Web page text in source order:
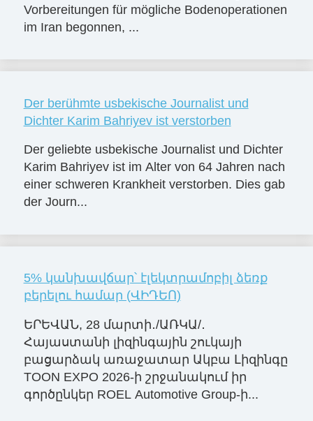
Vorbereitungen für mögliche Bodenoperationen
im Iran begonnen, ...
Der berühmte usbekische Journalist und
Dichter Karim Bahriyev ist verstorben
Der geliebte usbekische Journalist und Dichter
Karim Bahriyev ist im Alter von 64 Jahren nach
einer schweren Krankheit verstorben. Dies gab
der Journ...
5% կանխավճար՝ էլեկտրամոբիլ ձեռք
բերելու համար (ՎԻԴԵՈ)
ԵՐԵՎԱՆ, 28 մարտի․/ԱՌԿԱ/․
Հայաստանի լիզինգային շուկայի
բացարձակ առաջատար Ակբա Լիզինգը
TOON EXPO 2026-ի շրջանակում իր
գործընկեր ROEL Automotive Group-ի...